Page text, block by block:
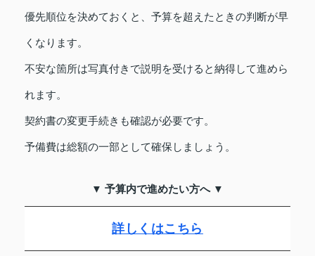
優先順位を決めておくと、予算を超えたときの判断が早
くなります。
不安な箇所は写真付きで説明を受けると納得して進めら
れます。
契約書の変更手続きも確認が必要です。
予備費は総額の一部として確保しましょう。
▼ 予算内で進めたい方へ ▼
詳しくはこちら